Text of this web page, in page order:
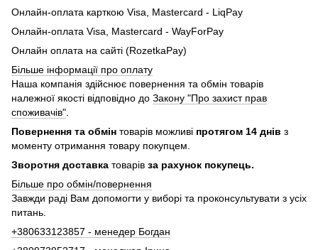
Онлайн-оплата карткою Visa, Mastercard - LiqPay
Онлайн-оплата Visa, Mastercard - WayForPay
Онлайн оплата на сайті (RozetkaPay)
Більше інформації про оплату
Наша компанія здійснює повернення та обмін товарів
належної якості відповідно до Закону "Про захист прав
споживачів"
Повернення та обмін товарів можливі протягом 14 днів з
моменту отримання товару покупцем.
Зворотня доставка товарів за рахунок покупець.
Більше про обмін/повернення
Завжди раді Вам допомогти у виборі та проконсультувати з усіх
питань.
+380633123857 - менедер Богдан